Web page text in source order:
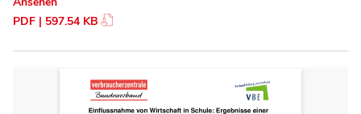
PDF | 597.54 KB